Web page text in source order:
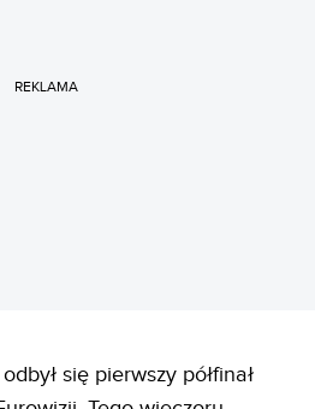
REKLAMA
się pierwszy półfinał